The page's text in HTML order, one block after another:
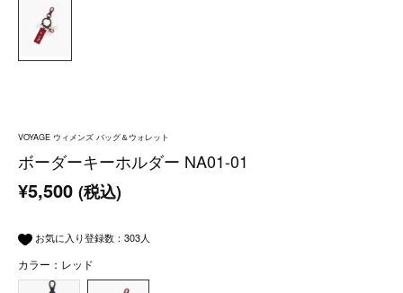
VOYAGE ウィメンズ バッグ＆ウォレット
ボーダーキーホルダー NA01-01
¥5,500 (税込)
お気に入り登録数： 303人
カラー：レッド